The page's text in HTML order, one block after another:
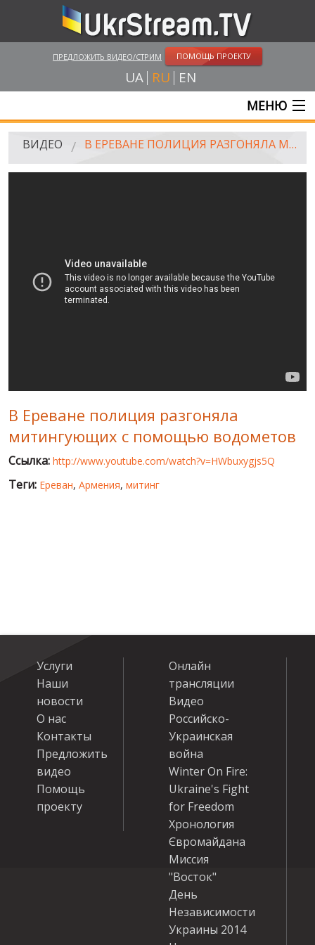
ПРЕДЛОЖИТЬ ВИДЕО/СТРИМ ПОМОЩЬ ПРОЕКТУ
UA RU EN
МЕНЮ
ГЛАВНАЯ
АМАТОРСКОЕ ВИДЕО
ХУДОЖЕСТВЕНЫЕ И ДОКУМЕНТАЛЬНЫЕ ПРОЕКТЫ
WINTER ON FIRE: UKRAINE'S FIGHT FOR FREEDOM
ХРОНОЛОГИЯ ЄВРОМАЙДАНА
ВИДЕО В ЕРЕВАНЕ ПОЛИЦИЯ РАЗГОНЯЛА МИТИНГУЮЩИХ С ПОМОЩЬЮ ВОДОМЕТОВ
В Ереване полиция разгоняла
митингующих с помощью водометов
Ссылка: http://www.youtube.com/watch?v=HWbuxygjs5Q
Теги: Ереван, Армения, митинг
Услуги
Наши
новости
О нас
Контакты
Предложить
видео
Помощь
проекту
Онлайн
трансляции
Видео
Российско-
Украинская
война
Winter On Fire:
Ukraine's Fight
for Freedom
Хронология
Євромайдана
Миссия
"Восток"
День
Независимости
Украины 2014